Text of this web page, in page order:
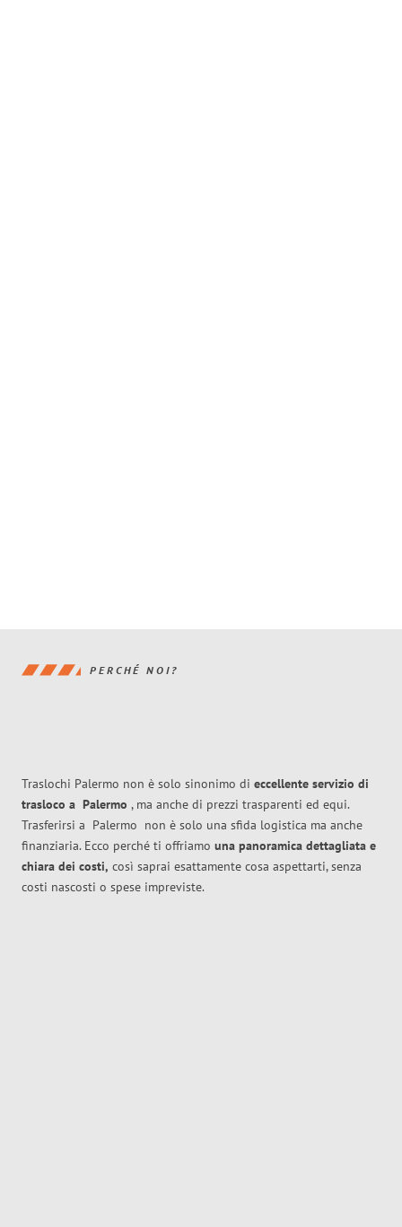
PERCHÉ NOI?
Traslochi Palermo non è solo sinonimo di eccellente servizio di
trasloco a Palermo , ma anche di prezzi trasparenti ed equi.
Trasferirsi a Palermo non è solo una sfida logistica ma anche
finanziaria. Ecco perché ti offriamo una panoramica dettagliata e
chiara dei costi, così saprai esattamente cosa aspettarti, senza
costi nascosti o spese impreviste.